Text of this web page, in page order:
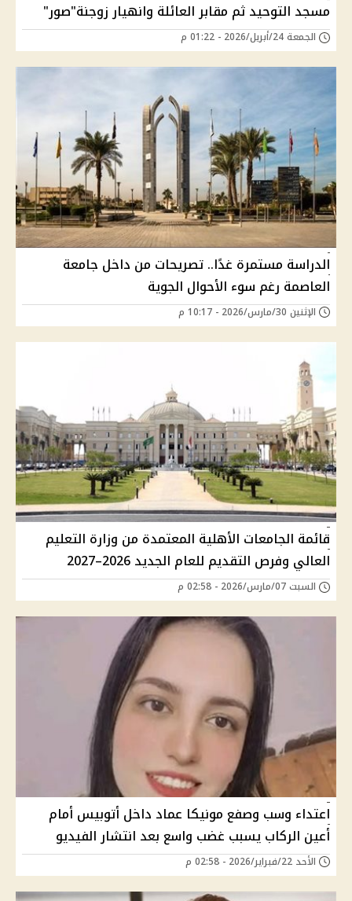
مسجد التوحيد ثم مقابر العائلة وانهيار زوجنة"صور"
الجمعة 24/أبريل/2026 - 01:22 م
الدراسة مستمرة غدًا.. تصريحات من داخل جامعة
العاصمة رغم سوء الأحوال الجوية
الإثنين 30/مارس/2026 - 10:17 م
قائمة الجامعات الأهلية المعتمدة من وزارة التعليم
العالي وفرص التقديم للعام الجديد 2026–2027
السبت 07/مارس/2026 - 02:58 م
اعتداء وسب وصفع مونيكا عماد داخل أتوبيس أمام
أعين الركاب يسبب غضب واسع بعد انتشار الفيديو
الأحد 22/فبراير/2026 - 02:58 م